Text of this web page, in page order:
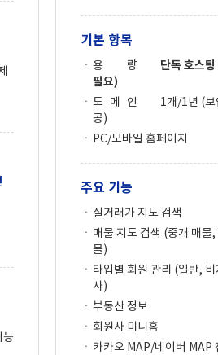
능
기본 항목
용 량
단독 호스
필요)
도 메 인
1개/1년 (보
공)
PC/모바일 홈페이지
주요 기능
실거래가 지도 검색
매물 지도 검색 (중개 매물,
물)
타입별 회원 관리 (일반,
사)
부동산 정보
회원사 미니홈
카카오 MAP/네이버 MAP